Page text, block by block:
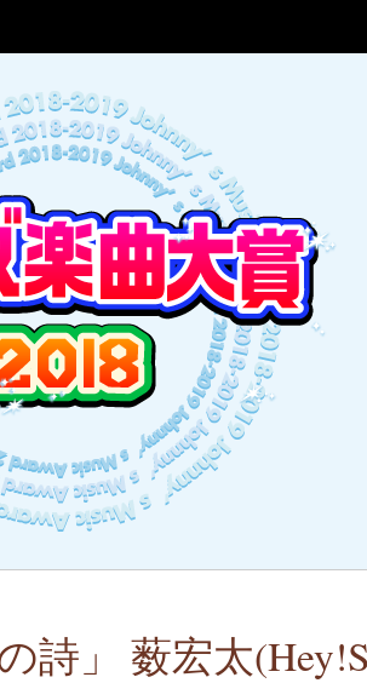
」 薮宏太